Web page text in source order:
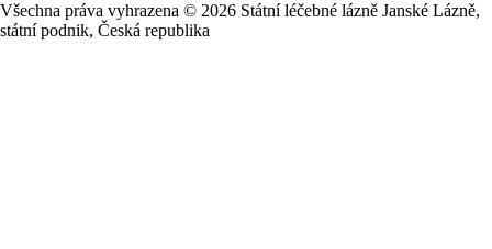
Všechna práva vyhrazena © 2026 Státní léčebné lázně Janské Lázně,
státní podnik, Česká republika